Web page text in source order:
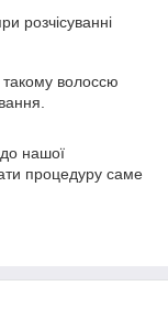
розчісуванні
такому волоссю
до нашої
процедуру саме